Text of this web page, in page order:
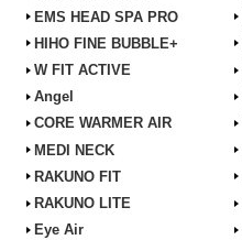
EMS HEAD SPA PRO
HIHO FINE BUBBLE+
W FIT ACTIVE
Angel
CORE WARMER AIR
MEDI NECK
RAKUNO FIT
RAKUNO LITE
Eye Air